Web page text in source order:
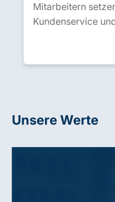
Mitarbeitern
Kundenservice
Unsere Werte